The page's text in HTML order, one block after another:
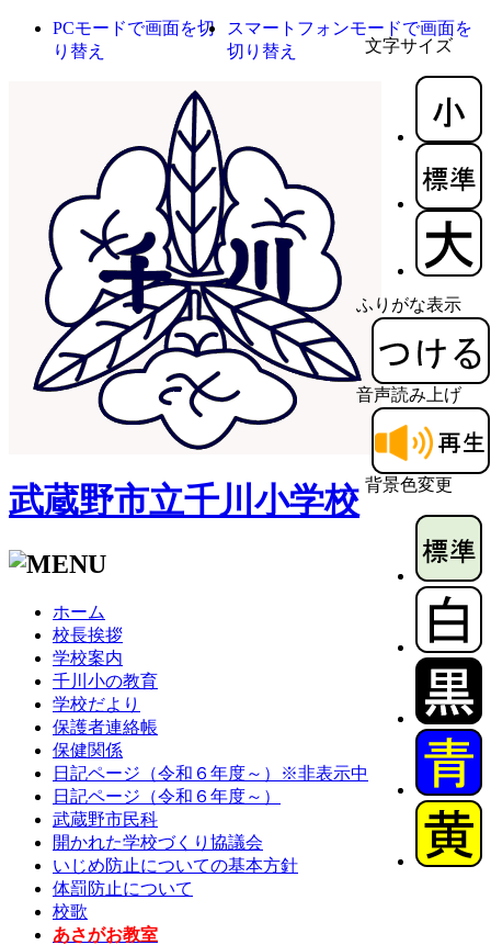
文字サイズ
ふりがな表示
音声読み上げ
背景色変更
PCモードで画面を切
り替え
スマートフォンモードで画面を
切り替え
武蔵野市立千川小学校
ホーム
校長挨拶
学校案内
千川小の教育
学校だより
保護者連絡帳
保健関係
日記ページ（令和６年度～）※非表示中
日記ページ（令和６年度～）
武蔵野市民科
開かれた学校づくり協議会
いじめ防止についての基本方針
体罰防止について
校歌
あさがお教室